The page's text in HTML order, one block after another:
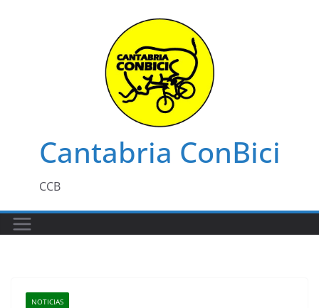
Cantabria ConBici
CCB
NOTICIAS